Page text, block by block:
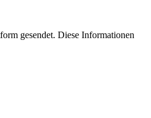
gesendet. Diese Informationen